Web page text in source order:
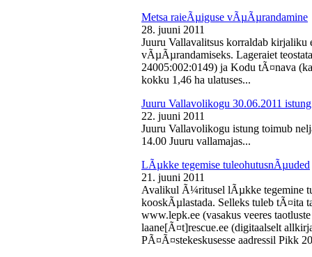
Metsa raieÃµiguse vÃµÃµrandamine
28. juuni 2011
Juuru Vallavalitsus korraldab kirjaliku
vÃµÃµrandamiseks. Lageraiet
24005:002:0149) ja Kodu tÃ¤nava
kokku 1,46 ha ulatuses...
Juuru Vallavolikogu 30.06.2011 istung
22. juuni 2011
Juuru Vallavolikogu istung toimub
14.00 Juuru vallamajas...
LÃµkke tegemise tuleohutusnÃµuded
21. juuni 2011
Avalikul Ã¼ritusel lÃµkke tegemine
kooskÃµlastada. Selleks tuleb tÃ¤ita
www.lepk.ee (vasakus veeres
laane[Ã¤t]rescue.ee (digitaalselt
PÃ¤Ã¤stekeskusesse aadressil Pikk